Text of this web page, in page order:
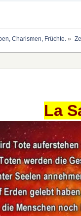
Charismen, Früchte. »
La